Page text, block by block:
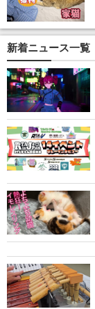
新着ニュース一覧